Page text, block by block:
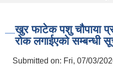
खुर फाटेक पशु चौपाया
रोक लगाईएको सम्बन्धी
Submitted on: Fri, 07/03/